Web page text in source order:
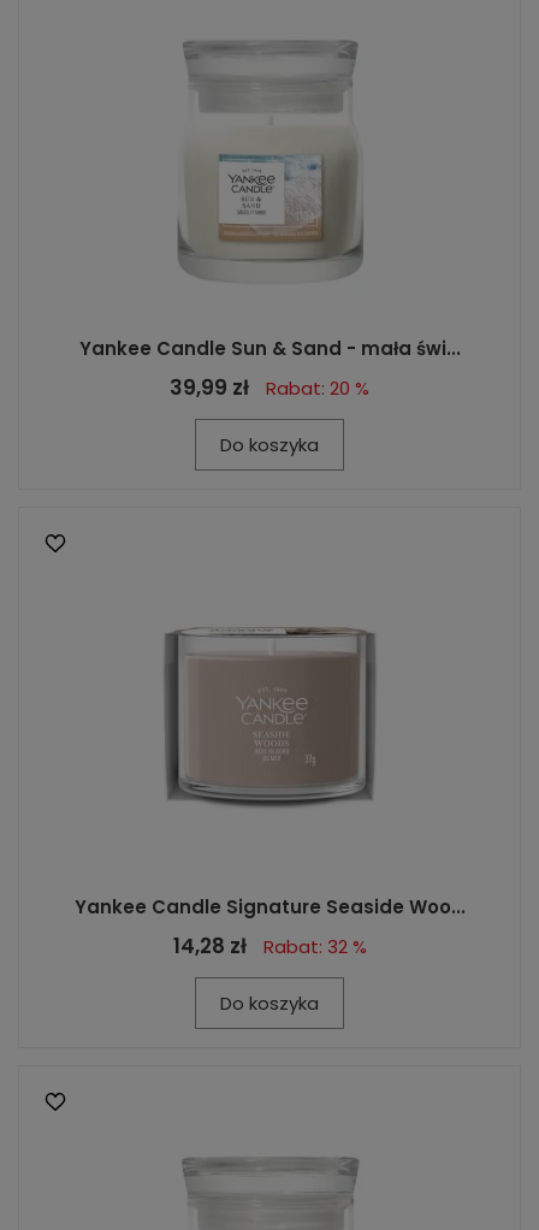
Yankee Candle Sun & Sand - mała świ...
39,99 zł Rabat: 20 %
Do koszyka
Yankee Candle Signature Seaside Woo...
14,28 zł Rabat: 32 %
Do koszyka